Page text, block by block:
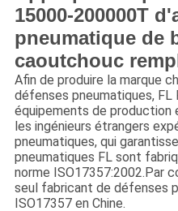
15000-200000T
pneumatique de
caoutchouc
Afin de produire la marque
défenses pneumatiques, FL
équipements de
les ingénieurs étrangers
pneumatiques, qui
pneumatiques FL sont
norme ISO17357:2002.Par
seul fabricant de défenses
ISO17357 en Chine.